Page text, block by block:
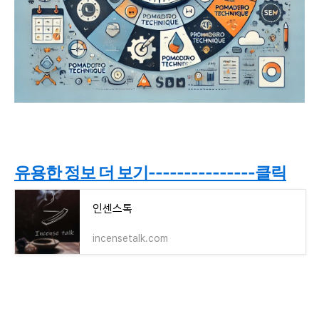
유용한 정보 더 보기---------------클릭
인센스톡
incensetalk.com